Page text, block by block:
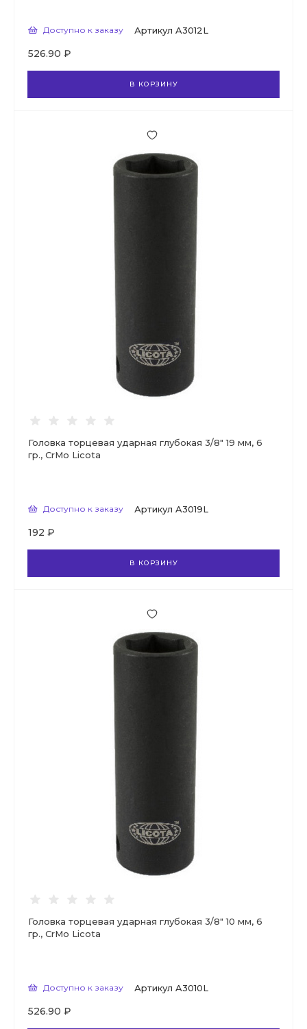
Доступно к заказу Артикул A3012L
526.90 ₽
В КОРЗИНУ
Головка торцевая ударная глубокая 3/8" 19 мм, 6
гр., CrMo Licota
Доступно к заказу Артикул A3019L
192 ₽
В КОРЗИНУ
Головка торцевая ударная глубокая 3/8" 10 мм, 6
гр., CrMo Licota
Доступно к заказу Артикул A3010L
526.90 ₽